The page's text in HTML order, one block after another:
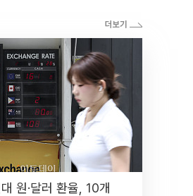
원·달러 환율, 10개